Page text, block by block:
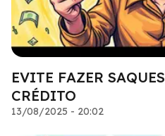
EVITE FAZER
CRÉDITO
13/08/2025 - 20:02